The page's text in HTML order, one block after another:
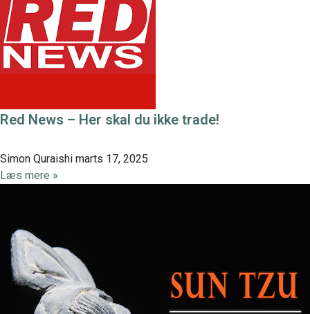
Red News – Her skal du ikke trade!
Simon Quraishi marts 17, 2025
Læs mere »